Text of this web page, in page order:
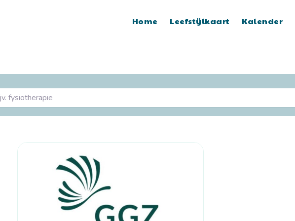
Home Leefstijlkaart Kalender